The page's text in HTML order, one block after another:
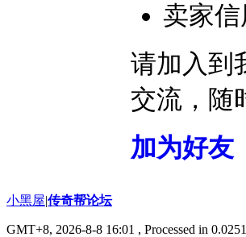
卖家信
请加入到
交流，随
加为好友
小黑屋|传奇帮论坛
GMT+8, 2026-8-8 16:01 , Processed in